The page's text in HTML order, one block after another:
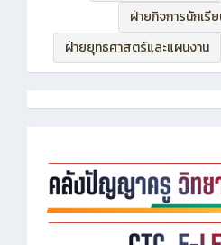
ฝ่ายบริหารทรัพยากร
ฝ่ายกิจการนักเรี
ฝ่ายยุทธศาสตร์และแผนงาน